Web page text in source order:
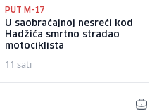
PUT M-17
U saobraćajnoj nesreći kod
Hadžića smrtno stradao
motociklista
11 sati